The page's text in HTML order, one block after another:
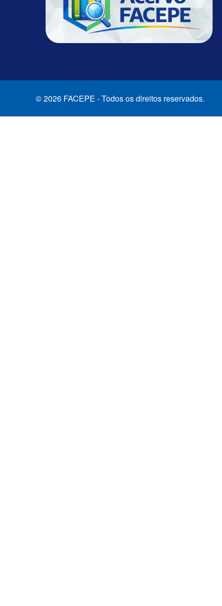
© 2026 FACEPE - Todos os direitos reservados.